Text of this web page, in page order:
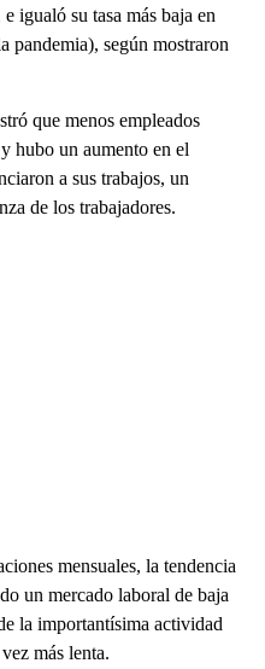
igualó su tasa más baja en
pandemia), según mostraron
que menos empleados
hubo un aumento en el
a sus trabajos, un
de los trabajadores.
mensuales, la tendencia
un mercado laboral de baja
la importantísima actividad
más lenta.